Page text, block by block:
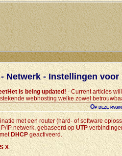
Netwerk - Instellingen
is being updated! - Current articles
webhosting welke zowel
Op deze
met een router (hard- of software
IP netwerk, gebaseerd opUTP
DHCPgeactiveerd.
X.